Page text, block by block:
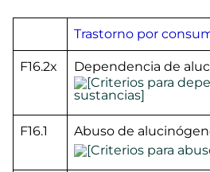
Trastorno por
F16.2x Dependencia de
F16.1 Abuso de